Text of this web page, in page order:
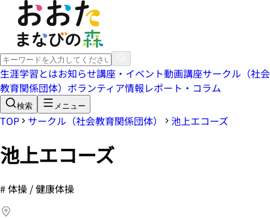
生涯学習とはお知らせ講座・イベント動画講座サークル（社会
教育関係団体） ボランティア情報レポート・コラム
検索 メニュー
TOP サークル（社会教育関係団体） 池上エコーズ
池上エコーズ
#体操 / 健康体操